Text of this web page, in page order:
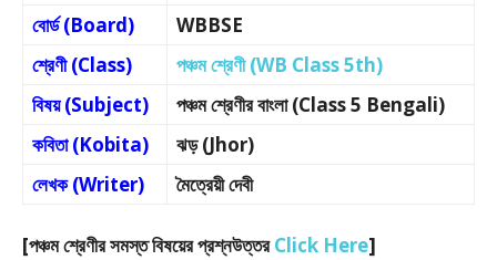
বোর্ড (Board)
WBBSE
শ্রেণী (Class)
পঞ্চম শ্রেণী (WB Class 5th)
বিষয় (Subject)
পঞ্চম শ্রেণীর বাংলা (Class 5 Bengali)
কবিতা (Kobita)
ঝড় (Jhor)
লেখক (Writer)
মৈত্রেয়ী দেবী
[পঞ্চম শ্রেণীর সমস্ত বিষয়ের প্রশ্নউত্তর Click Here]